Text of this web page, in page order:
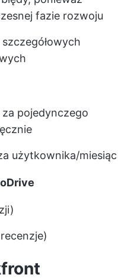
fazie rozwoju
za pojedynczego
użytkownika/miesiąc